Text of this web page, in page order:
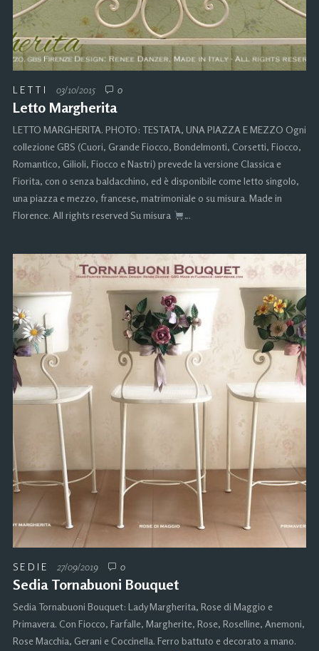
LETTI 03/10/2015 0
Letto Margherita
LETTO MARGHERITA. PHOTO: TESTATA, UNA PIAZZA E MEZZO Ogni
collezione GBS (Cuori, Grande Fiocco, Bondelmonti, Corsetti, Fiocco,
Romantico, Gilioli, Fiocco e Nastri) prevede la versione Classica e
Fiorita, con o senza baldacchino, ed è disponibile come letto singolo,
una piazza e mezzo, francese, matrimoniale o su misura. Made in
Florence. All rights reserved Su misura
…
SEDIE 27/09/2019 0
Sedia Tornabuoni Bouquet
Sedia Tornabuoni Bouquet: Lady Margherita, Rose di Maggio e
Primavera. Con Fiocco, Farfalle, Margherite, Rose, Roselline, Anemoni,
Rose Macchia, Gerani e Coccinella. Ferro battuto e decorato a mano.